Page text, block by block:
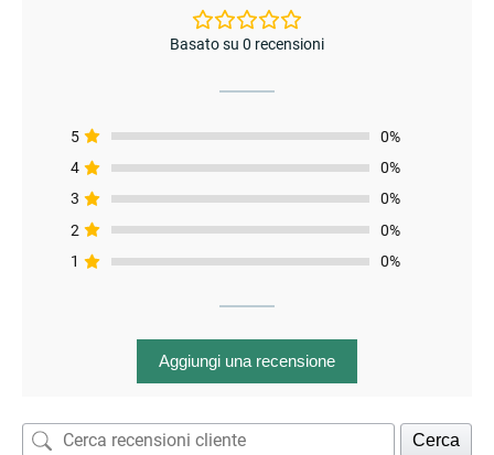
Basato su 0 recensioni
5
0%
4
0%
3
0%
2
0%
1
0%
Aggiungi una recensione
Cerca